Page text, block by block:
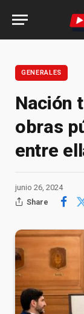
GENERALES
Nación
obras
entre
junio 26, 2024
Share